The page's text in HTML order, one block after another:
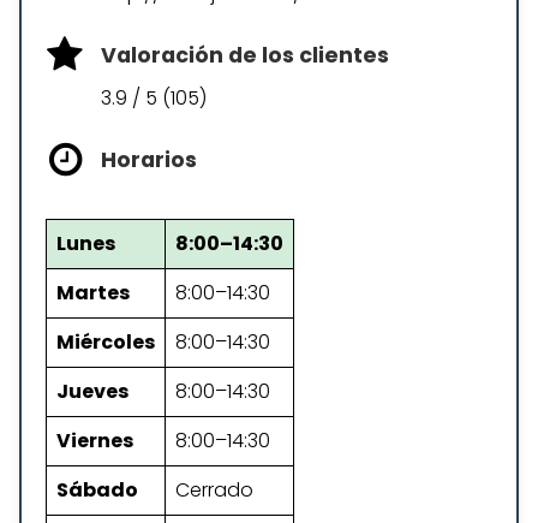
Valoración de los clientes
3.9 / 5 (105)
Horarios
Lunes
8:00–14:30
Martes
8:00–14:30
Miércoles
8:00–14:30
Jueves
8:00–14:30
Viernes
8:00–14:30
Sábado
Cerrado